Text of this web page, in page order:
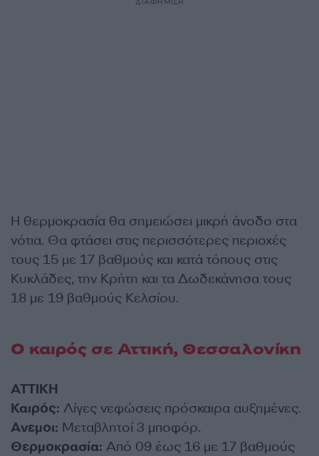
Η θερμοκρασία θα σημειώσει μικρή άνοδο στα
νότια. Θα φτάσει στις περισσότερες περιοχές
τους 15 με 17 βαθμούς και κατά τόπους στις
Κυκλάδες, την Κρήτη και τα Δωδεκάνησα τους
18 με 19 βαθμούς Κελσίου.
Ο καιρός σε Αττική, Θεσσαλονίκη
ΑΤΤΙΚΗ
Καιρός: Λίγες νεφώσεις πρόσκαιρα αυξημένες.
Ανεμοι: Μεταβλητοί 3 μποφόρ.
Θερμοκρασία: Από 09 έως 16 με 17 βαθμούς